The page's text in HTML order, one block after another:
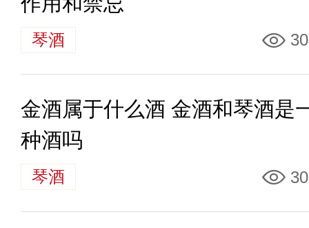
琴酒
金酒属于什么酒 金酒和琴酒是
种酒吗
琴酒